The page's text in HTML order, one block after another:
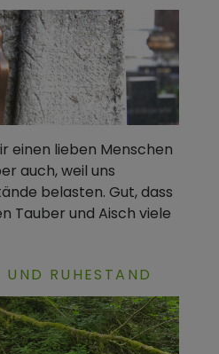
einen lieben Menschen
auch, weil uns
belasten. Gut, dass
Tauber und Aisch viele
RUHESTAND